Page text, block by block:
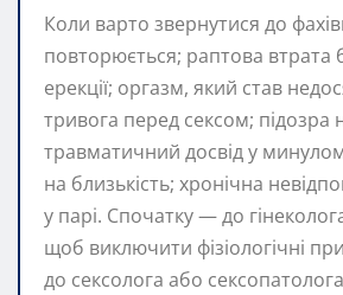
Коли варто звернутися до
повторюється; раптова втрата
ерекції; оргазм, який став
тривога перед сексом; підозра
травматичний досвід у
на близькість; хронічна
у парі. Спочатку — до
щоб виключити фізіологічні
до сексолога або